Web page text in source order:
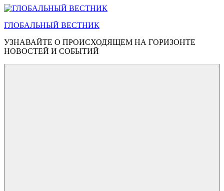
Перейти
содержимому
ГЛОБАЛЬНЫЙ ВЕСТНИК
УЗНАВАЙТЕ О ПРОИСХОДЯЩЕМ НА ГОРИЗОНТЕ
НОВОСТЕЙ И СОБЫТИЙ